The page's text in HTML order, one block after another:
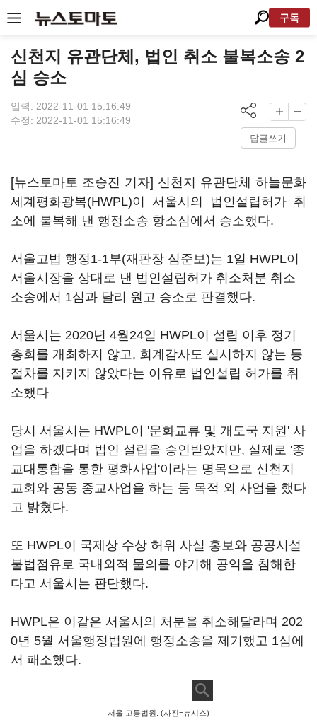
구독
신천지 유관단체, 법인 취소 불복소송 2
심 승소
입력: 2022-11-01 15:16:49
수정: 2022-11-01 15:16:49
답글쓰기
[뉴스토마토 조승진 기자] 신천지 유관단체 하늘문화
세계평화광복(HWPL)이 서울시의 법인설립허가 취
소에 불복해 낸 행정소송 항소심에서 승소했다.
서울고법 행정1-1부(재판장 심준보)는 1일 HWPL이
서울시장을 상대로 낸 법인설립허가 취소처분 취소
소송에서 1심과 달리 원고 승소로 판결했다.
서울시는 2020년 4월24일 HWPL이 설립 이후 정기
총회를 개최하지 않고, 회계감사도 실시하지 않는 등
절차를 지키지 않았다는 이유로 법인설립 허가를 취
소했다
당시 서울시는 HWPL이 '문화교류 및 개도국 지원' 사
업을 하겠다며 법인 설립을 승인받았지만, 실제로 '종
교대통합을 통한 평화사업'이라는 명목으로 신천지
교회와 공동 종교사업을 하는 등 목적 외 사업을 했다
고 밝혔다.
또 HWPL이 국제상 수상 허위 사실 홍보와 공공시설
불법점유로 국내외적 물의를 야기해 공익을 침해한
다고 서울시는 판단했다.
HWPL은 이같은 서울시의 처분을 취소해달라며 202
0년 5월 서울행정법원에 행정소송을 제기했고 1심에
서 패소했다.
서울 고등법원. (사진=뉴시스)